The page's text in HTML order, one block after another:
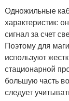
Одножильные
характеристик:
сигнал за счет
Поэтому для
используют
стационарной
большую часть
следует